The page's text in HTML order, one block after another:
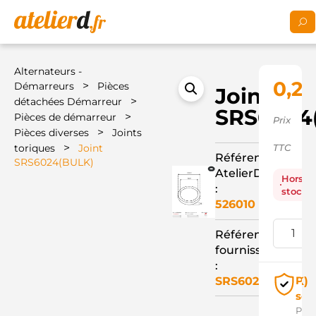
Alternateurs -
Démarreurs
>
Pièces
détachées Démarreur
>
Pièces de démarreur >
Pièces diverses >
Joints
toriques
>
Joint
SRS6024(BULK)
Joint
Référence
AtelierD
:
526010
Référence
fournisseur
:
SRS6024(BULK)
0,29
Prix
TTC
Hors
stock